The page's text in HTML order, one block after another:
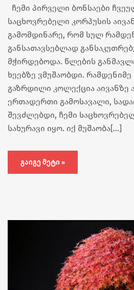
ჩემი პირველი ბონსაები
საცხოვრებელი კორპუსის
გამომდინარე, რომ სულ
განსათავსებლად
მჭირდებოდა. წლების
ხეებზე ვმუშაობდი.
გაზრდილი კოლექცია აივანზე
ერთადერთი გამოსავალი,
შევძლებდი, ჩემი
სახურავი იყო. იქ მუშაობა[…]
ᲒᲐᲘᲒᲔ ᲛᲔᲢᲘ »